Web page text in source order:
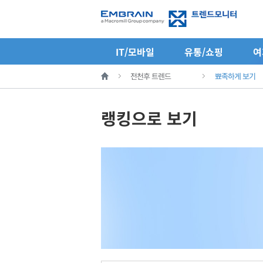
IT/모바일 유통/쇼핑
전천후 트렌드 뾰족하게 보기
랭킹으로 보기